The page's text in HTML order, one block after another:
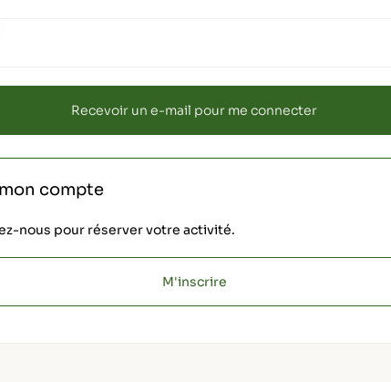
compte
nous pour réserver votre activité.
M'inscrire